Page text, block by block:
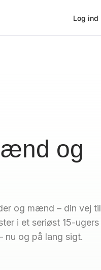
Log ind
og
og mænd – din vej til
i et seriøst 15-ugers
nu og på lang sigt.